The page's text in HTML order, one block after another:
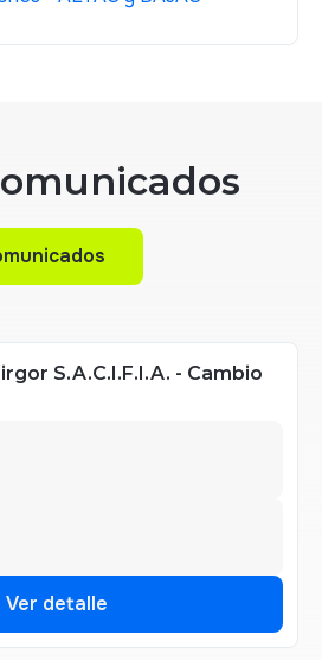
S.A.C.I.F.I.A. - Cambio
Ver detalle